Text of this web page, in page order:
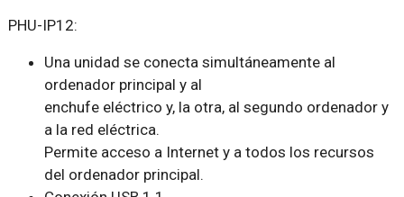
PHU-IP12:
Una unidad se conecta simultáneamente al
ordenador principal y al
enchufe eléctrico y, la otra, al segundo ordenador y
a la red eléctrica.
Permite acceso a Internet y a todos los recursos
del ordenador principal.